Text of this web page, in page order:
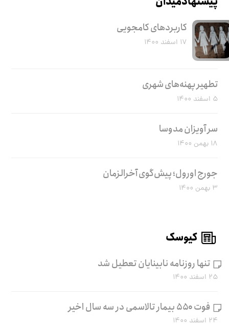
کاربرد‌های کامجویی
۱۷ اسفند ۱۴۰۰
تطهیر پهنه‌های شهری
۵ اسفند ۱۴۰۰
سر آویزان مدوسا
۱۸ بهمن ۱۴۰۰
جورج اورول؛ پیش‌گوی آخرالزمان
۳ بهمن ۱۴۰۰
کیوسک
تنها روزنامه نابینایان تعطیل شد
۲۵ اسفند ۱۴۰۰
فوت ۵۵۰ بیمار تالاسمی در سه سال اخیر
۲۴ اسفند ۱۴۰۰